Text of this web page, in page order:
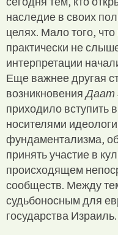
наследие в своих
целях. Мало того,
практически не
интерпретации
Еще важнее другая
возникновенияДаат
приходило вступить
носителями
фундаментализма,
принять участие в
происходящем
сообществ. Между
судьбоносным для
государства Израиль.